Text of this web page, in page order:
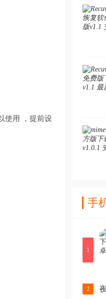
使用 ，提前设
手
1
2